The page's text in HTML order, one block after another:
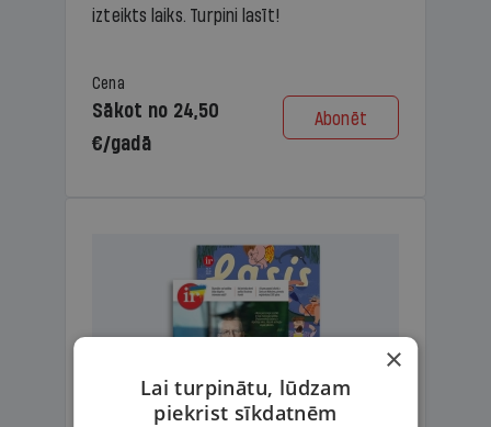
izteikts laiks. Turpini lasīt!
Cena
Sākot no 24,50
€/gadā
Abonēt
×
Lai turpinātu, lūdzam
piekrist sīkdatnēm